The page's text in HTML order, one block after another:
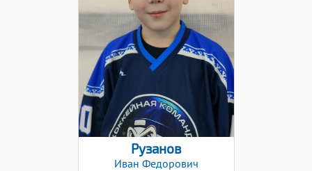
Дата заявки:
06.11.2023
Рузанов
Иван Федорович